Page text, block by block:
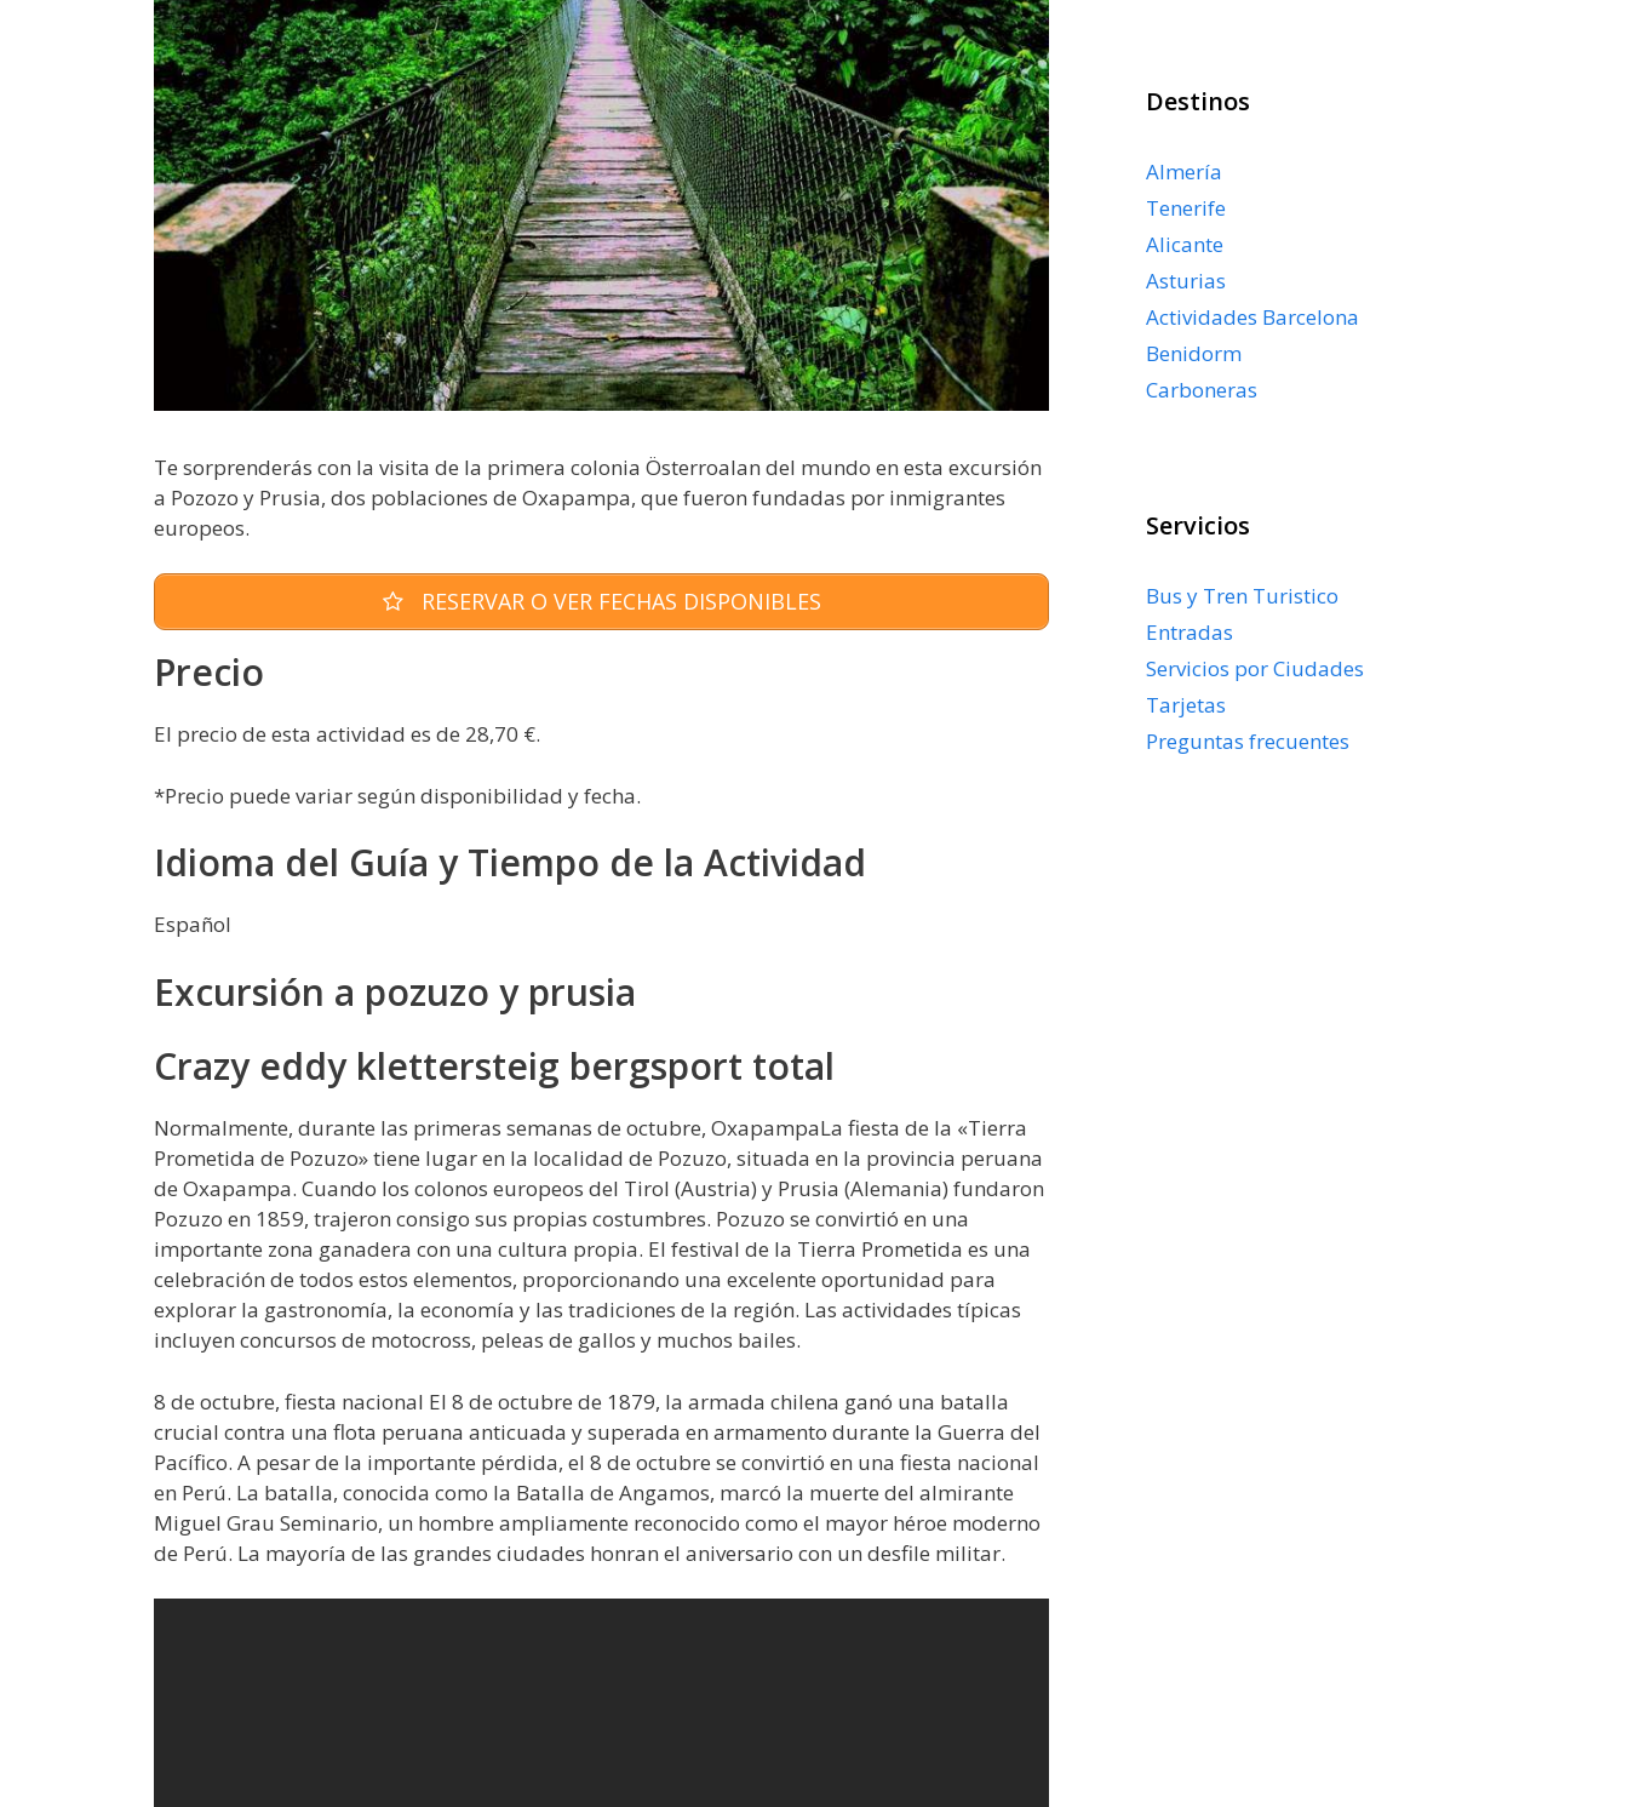
Te sorprenderás con la visita de la primera colonia Österroalan del mundo en esta excursión
a Pozozo y Prusia, dos poblaciones de Oxapampa, que fueron fundadas por inmigrantes
europeos.
RESERVAR O VER FECHAS DISPONIBLES
Precio
El precio de esta actividad es de 28,70 €.
*Precio puede variar según disponibilidad y fecha.
Idioma del Guía y Tiempo de la Actividad
Español
Excursión a pozuzo y prusia
Crazy eddy klettersteig bergsport total
Normalmente, durante las primeras semanas de octubre, OxapampaLa fiesta de la «Tierra
Prometida de Pozuzo» tiene lugar en la localidad de Pozuzo, situada en la provincia peruana
de Oxapampa. Cuando los colonos europeos del Tirol (Austria) y Prusia (Alemania) fundaron
Pozuzo en 1859, trajeron consigo sus propias costumbres. Pozuzo se convirtió en una
importante zona ganadera con una cultura propia. El festival de la Tierra Prometida es una
celebración de todos estos elementos, proporcionando una excelente oportunidad para
explorar la gastronomía, la economía y las tradiciones de la región. Las actividades típicas
incluyen concursos de motocross, peleas de gallos y muchos bailes.
8 de octubre, fiesta nacional El 8 de octubre de 1879, la armada chilena ganó una batalla
crucial contra una flota peruana anticuada y superada en armamento durante la Guerra del
Pacífico. A pesar de la importante pérdida, el 8 de octubre se convirtió en una fiesta nacional
en Perú. La batalla, conocida como la Batalla de Angamos, marcó la muerte del almirante
Miguel Grau Seminario, un hombre ampliamente reconocido como el mayor héroe moderno
de Perú. La mayoría de las grandes ciudades honran el aniversario con un desfile militar.
Destinos
Almería
Tenerife
Alicante
Asturias
Actividades Barcelona
Benidorm
Carboneras
Servicios
Bus y Tren Turistico
Entradas
Servicios por Ciudades
Tarjetas
Preguntas frecuentes